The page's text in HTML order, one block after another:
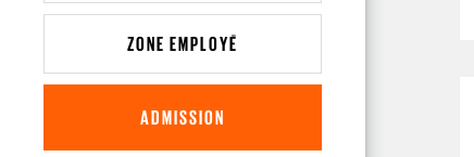
ZONE EMPLOYÉ
ADMISSION